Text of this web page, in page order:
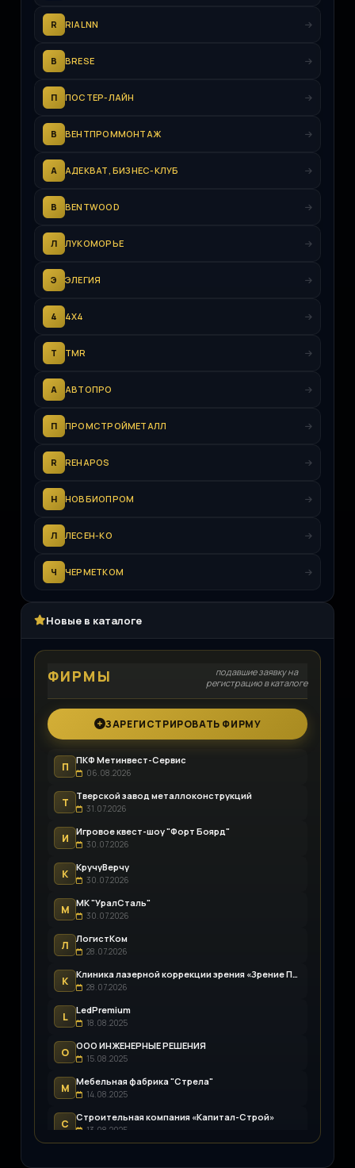
R RIALNN
B BRESE
П ПОСТЕР-ЛАЙН
В ВЕНТПРОММОНТАЖ
А АДЕКВАТ, БИЗНЕС-КЛУБ
B BENTWOOD
Л ЛУКОМОРЬЕ
Э ЭЛЕГИЯ
4 4Х4
T TMR
А АВТОПРО
П ПРОМСТРОЙМЕТАЛЛ
R REHAPOS
Н НОВБИОПРОМ
Л ЛЕСЕН-КО
Ч ЧЕРМЕТКОМ
Новые в каталоге
ФИРМЫ
подавшие заявку на
регистрацию в каталоге
ЗАРЕГИСТРИРОВАТЬ ФИРМУ
П
ПКФ Метинвест-Сервис
06.08.2026
Т
Тверской завод металлоконструкций
31.07.2026
И
Игровое квест-шоу "Форт Боярд"
30.07.2026
К
КручуВерчу
30.07.2026
М
МК "УралСталь"
30.07.2026
Л
ЛогистКом
28.07.2026
К
Клиника лазерной коррекции зрения «Зрение Пенза»
28.07.2026
L
LedPremium
18.08.2025
О
ООО ИНЖЕНЕРНЫЕ РЕШЕНИЯ
15.08.2025
М
Мебельная фабрика "Стрела"
14.08.2025
С
Строительная компания «Капитал-Строй»
13.08.2025